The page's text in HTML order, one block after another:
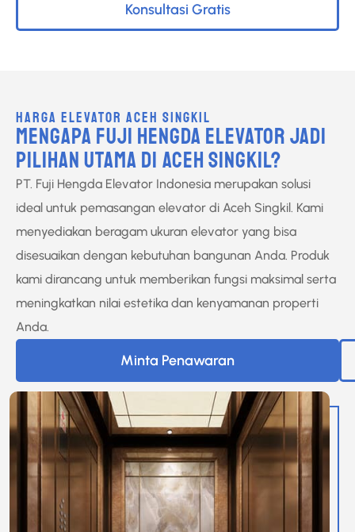
Konsultasi Gratis
HARGA ELEVATOR ACEH SINGKIL
MENGAPA FUJI HENGDA ELEVATOR JADI
PILIHAN UTAMA DI ACEH SINGKIL?
PT. Fuji Hengda Elevator Indonesia merupakan solusi
ideal untuk pemasangan elevator di Aceh Singkil. Kami
menyediakan beragam ukuran elevator yang bisa
disesuaikan dengan kebutuhan bangunan Anda. Produk
kami dirancang untuk memberikan fungsi maksimal serta
meningkatkan nilai estetika dan kenyamanan properti
Anda.
Minta Penawaran